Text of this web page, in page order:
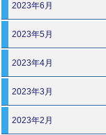
2023年6月
2023年5月
2023年4月
2023年3月
2023年2月